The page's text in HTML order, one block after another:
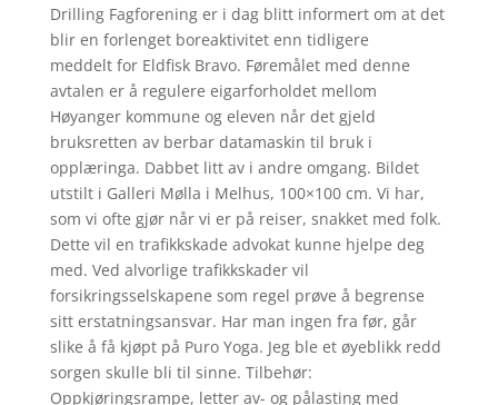
Drilling Fagforening er i dag blitt informert om at det
blir en forlenget boreaktivitet enn tidligere
meddelt for Eldfisk Bravo. Føremålet med denne
avtalen er å regulere eigarforholdet mellom
Høyanger kommune og eleven når det gjeld
bruksretten av berbar datamaskin til bruk i
opplæringa. Dabbet litt av i andre omgang. Bildet
utstilt i Galleri Mølla i Melhus, 100×100 cm. Vi har,
som vi ofte gjør når vi er på reiser, snakket med folk.
Dette vil en trafikkskade advokat kunne hjelpe deg
med. Ved alvorlige trafikkskader vil
forsikringsselskapene som regel prøve å begrense
sitt erstatningsansvar. Har man ingen fra før, går
slike å få kjøpt på Puro Yoga. Jeg ble et øyeblikk redd
sorgen skulle bli til sinne. Tilbehør:
Oppkjøringsrampe, letter av- og pålasting med